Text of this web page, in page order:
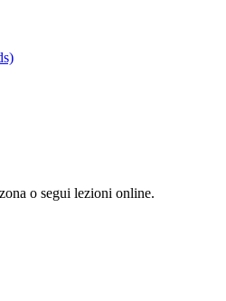
o segui lezioni online.